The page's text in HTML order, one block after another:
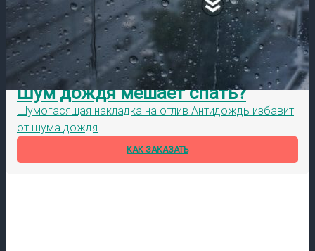
Шум дождя мешает спать?
Шумогасящая накладка на отлив Антидождь избавит
от шума дождя
КАК ЗАКАЗАТЬ